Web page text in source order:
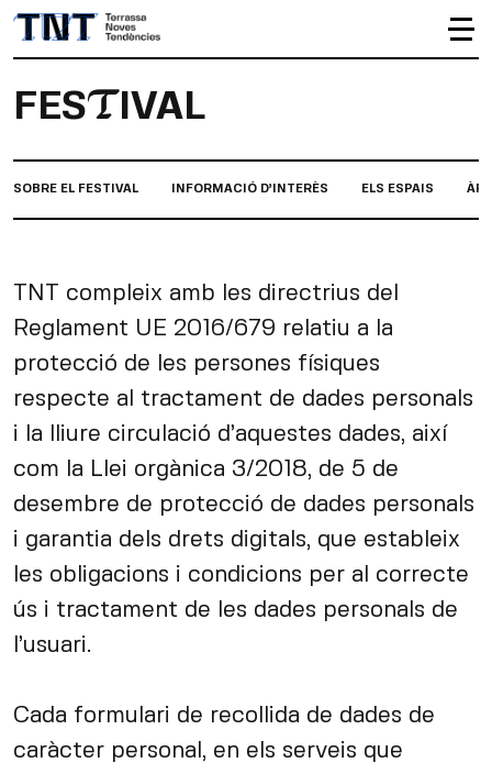
Skip
content
FEST IVAL
SOBRE EL FESTIVAL INFORMACIÓ D’INTERÈS ELS ESPAIS
TNT compleix amb les directrius del
Reglament UE 2016/679 relatiu a la
protecció de les persones físiques
respecte al tractament de dades personals
i la lliure circulació d’aquestes dades, així
com la Llei orgànica 3/2018, de 5 de
desembre de protecció de dades personals
i garantia dels drets digitals, que estableix
les obligacions i condicions per al correcte
ús i tractament de les dades personals de
l’usuari.
Cada formulari de recollida de dades de
caràcter personal, en els serveis que